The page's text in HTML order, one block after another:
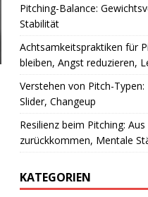
Pitching-Balance:
Stabilität
Achtsamkeitspraktiken für
bleiben, Angst reduzieren,
Verstehen von Pitch-Typen:
Slider, Changeup
Resilienz beim Pitching: Aus
zurückkommen, Mentale
KATEGORIEN